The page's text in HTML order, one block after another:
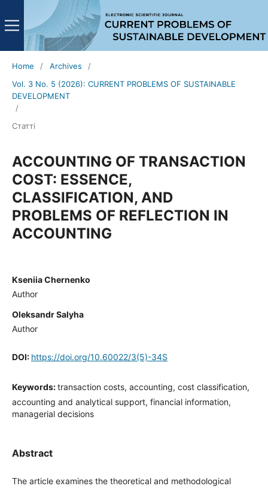
Home / Archives
/
Vol. 3 No. 5 (2026): CURRENT PROBLEMS OF SUSTAINABLE
DEVELOPMENT
/
Статті
ACCOUNTING OF TRANSACTION
COST: ESSENCE,
CLASSIFICATION, AND
PROBLEMS OF REFLECTION IN
ACCOUNTING
Kseniia Chernenko
Author
Oleksandr Salyha
Author
DOI: https://doi.org/10.60022/3(5)-34S
Keywords:transaction costs, accounting, cost classification,
accounting and analytical support, financial information,
managerial decisions
Abstract
The article examines the theoretical and methodological